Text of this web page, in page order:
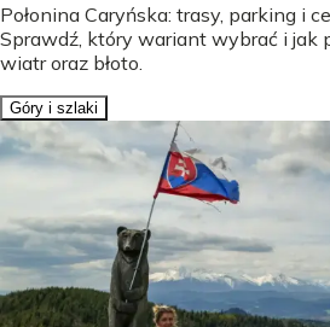
Połonina Caryńska: trasy, parking i
Sprawdź, który wariant wybrać i jak
wiatr oraz błoto.
Góry i szlaki